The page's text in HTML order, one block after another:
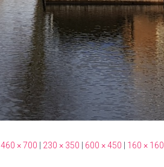
460 × 700 230 × 350 600 × 450 160 × 160